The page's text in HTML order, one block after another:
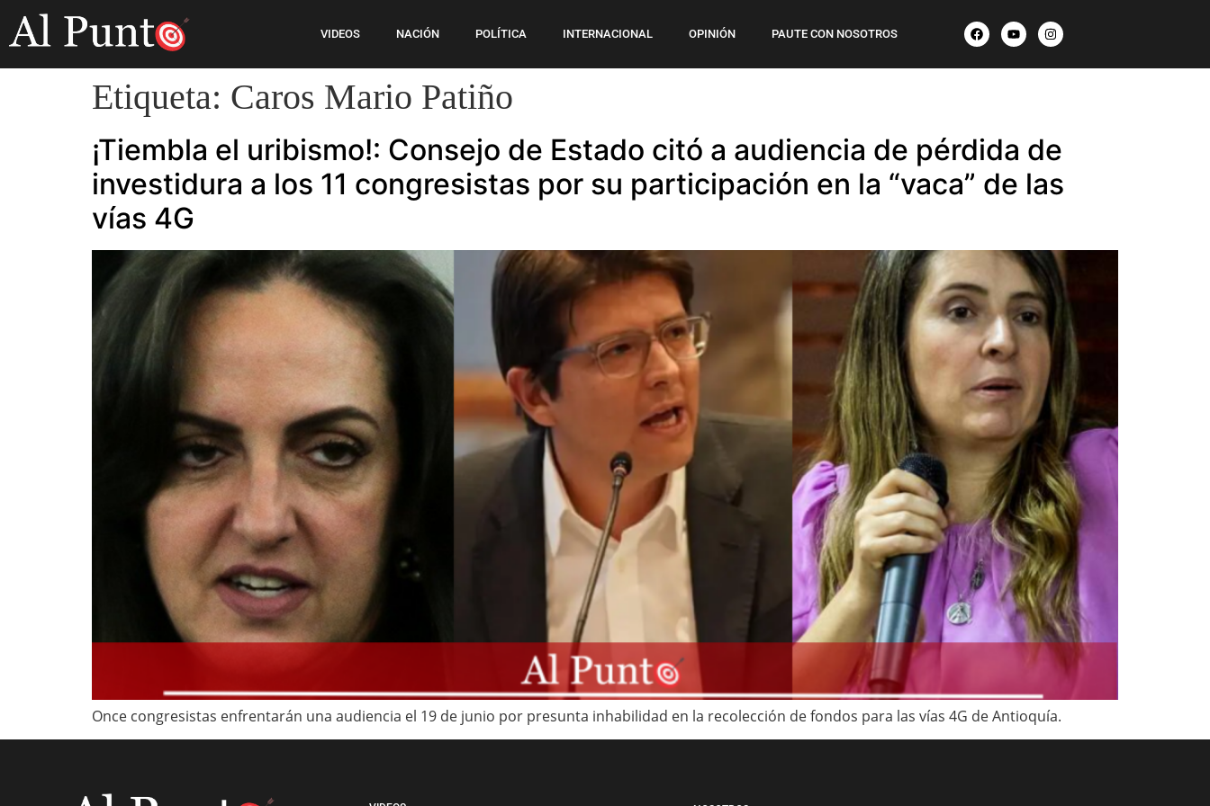
VIDEOS NACIÓN POLÍTICA INTERNACIONAL OPINIÓN PAUTE CON NOSOTROS
Etiqueta: Caros Mario Patiño
¡Tiembla el uribismo!: Consejo de Estado citó a audiencia de pérdida de
investidura a los 11 congresistas por su participación en la “vaca” de las
vías 4G
Once congresistas enfrentarán una audiencia el 19 de junio por presunta inhabilidad en la recolección de fondos para las vías 4G de Antioquía.